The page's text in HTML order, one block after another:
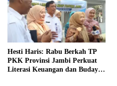
Hesti Haris: Rabu Berkah TP
PKK Provinsi Jambi Perkuat
Literasi Keuangan dan Budaya